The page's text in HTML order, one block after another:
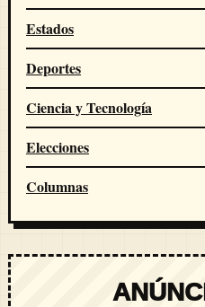
Estados
Deportes
Ciencia y Tecnología
Elecciones
Columnas